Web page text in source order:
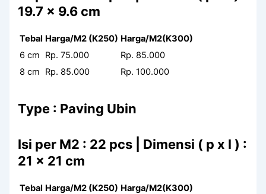
19.7 x 9.6 cm
Tebal Harga/M2 (K250) Harga/M2(K300)
6 cm
Rp. 75.000
Rp. 85.000
8 cm
Rp. 85.000 Rp. 100.000
Type : Paving Ubin
Isi per M2 : 22 pcs | Dimensi ( p x l ) :
21 x 21 cm
Tebal Harga/M2 (K250) Harga/M2(K300)